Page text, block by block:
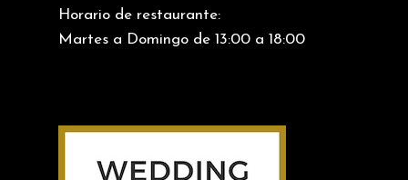
Horario de restaurante:
Martes a Domingo de 13:00 a 18:00